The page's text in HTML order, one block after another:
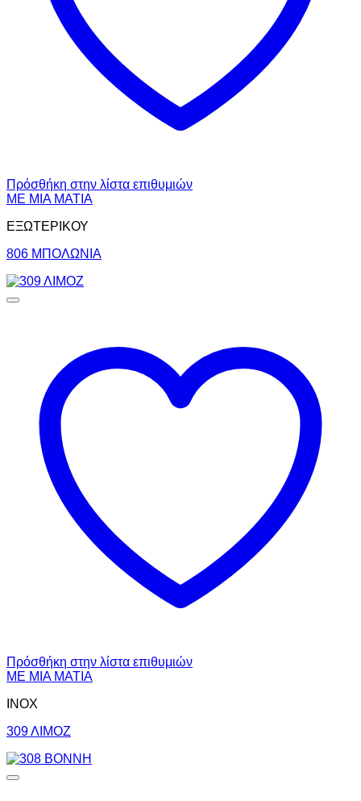
Πρόσθήκη στην λίστα επιθυμιών
ΜΕ ΜΙΑ ΜΑΤΙΑ
ΕΞΩΤΕΡΙΚΟΥ
806 ΜΠΟΛΩΝΙΑ
Πρόσθήκη στην λίστα επιθυμιών
ΜΕ ΜΙΑ ΜΑΤΙΑ
INOX
309 ΛΙΜΟΖ